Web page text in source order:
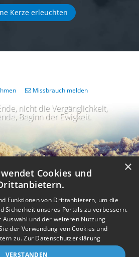
Kerze erleuchten
nicht die Vergänglichkeit,
Beginn der Ewigkeit.
Missbrauch melden
Datenschutz
AGB
melden
I
m
A
Accessibility-Modus aktivieren
aktivieren
×
Cookies und
Funktionen von Drittanbietern, um die
Sicherheit unseres Portals zu verbessern.
und der weiteren Nutzung
der Verwendung von Cookies und
zu.Zur Datenschutzerklärung
VERSTANDEN